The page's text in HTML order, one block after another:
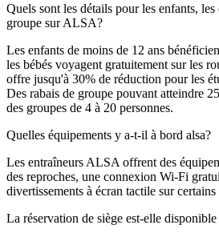
Quels sont les détails pour les enfants,
groupe sur ALSA?
Les enfants de moins de 12 ans
les bébés voyagent gratuitement sur les
offre jusqu'à 30% de réduction pour les
Des rabais de groupe pouvant atteindre
des groupes de 4 à 20 personnes.
Quelles équipements y a-t-il à bord alsa?
Les entraîneurs ALSA offrent des
des reproches, une connexion Wi-Fi
divertissements à écran tactile sur
La réservation de siège est-elle